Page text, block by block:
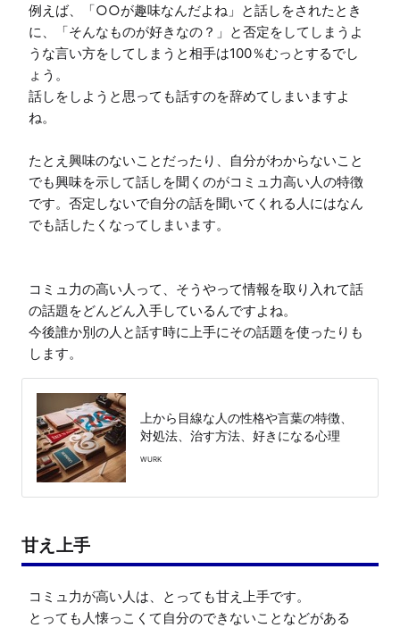
例えば、「○○が趣味なんだよね」と話しをされたとき
に、「そんなものが好きなの？」と否定をしてしまうよ
うな言い方をしてしまうと相手は100％むっとするでし
ょう。
話しをしようと思っても話すのを辞めてしまいますよ
ね。
たとえ興味のないことだったり、自分がわからないこと
でも興味を示して話しを聞くのがコミュ力高い人の特徴
です。否定しないで自分の話を聞いてくれる人にはなん
でも話したくなってしまいます。
コミュ力の高い人って、そうやって情報を取り入れて話
の話題をどんどん入手しているんですよね。
今後誰か別の人と話す時に上手にその話題を使ったりも
します。
上から目線な人の性格や言葉の特徴、
対処法、治す方法、好きになる心理
WURK
甘え上手
コミュ力が高い人は、とっても甘え上手です。
とっても人懐っこくて自分のできないことなどがある